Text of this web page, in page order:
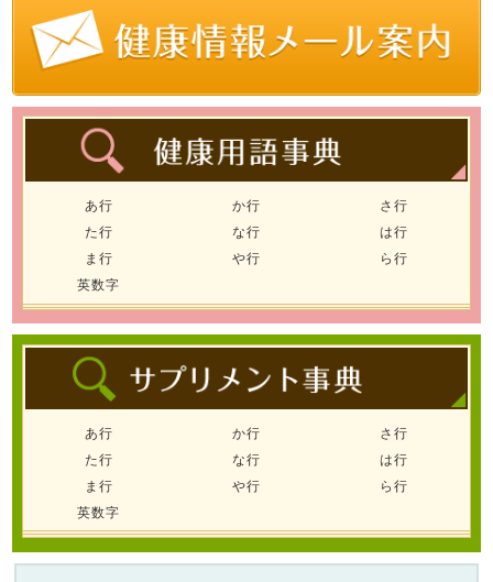
あ行 か行
さ行
た行
な行
は行
ま行
や行
ら行
英数字
あ行 か行
さ行
た行
な行
は行
ま行
や行
ら行
英数字